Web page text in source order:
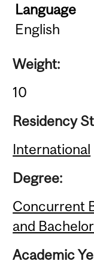
Language
English
Weight:
10
Residency
International
Degree:
Concurrent
and
Academic